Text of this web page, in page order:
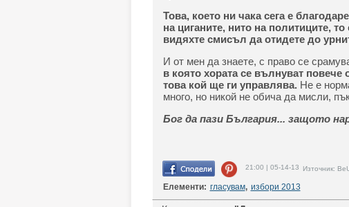
Това, което ни чака сега е
на циганите, нито на политиците,
видяхте смисъл да отидете до
И от мен да знаете, с право се
в която хората се вълнуват
това кой ще ги управлява. Не е
много, но никой не обича да мисли,
Бог да пази България... защото
21:00 | 05-14-13 Източник:
Елементи: гласувам, избори 2013